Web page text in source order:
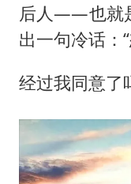
后人——也就
出一句冷话：
经过我同意了